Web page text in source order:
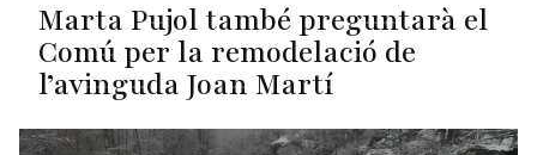
Marta Pujol també preguntarà el
Comú per la remodelació de
l’avinguda Joan Martí